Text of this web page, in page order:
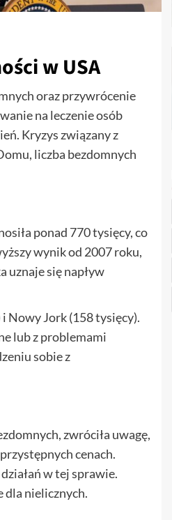
w USA
oraz przywrócenie
na leczenie osób
Kryzys związany z
liczba bezdomnych
ponad 770 tysięcy, co
wynik od 2007 roku,
uznaje się napływ
Nowy Jork (158 tysięcy).
lub z problemami
sobie z
zwróciła uwagę,
cenach.
w tej sprawie.
dla nielicznych.